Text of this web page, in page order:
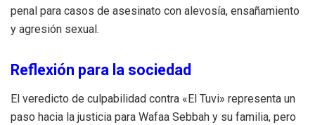
penal para casos de asesinato con alevosía, ensañamiento
y agresión sexual.
Reflexión para la sociedad
El veredicto de culpabilidad contra «El Tuvi» representa un
paso hacia la justicia para Wafaa Sebbah y su familia, pero